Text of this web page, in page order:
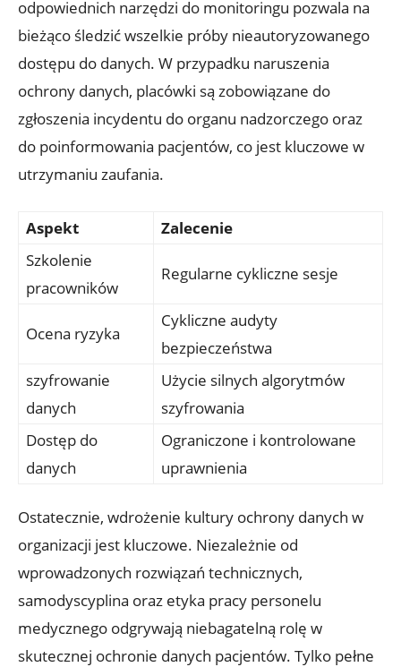
odpowiednich narzędzi do monitoringu pozwala na
bieżąco śledzić wszelkie próby nieautoryzowanego
dostępu do danych. W przypadku naruszenia
ochrony danych, placówki są zobowiązane do
zgłoszenia incydentu do organu nadzorczego oraz
do poinformowania pacjentów, co jest kluczowe w
utrzymaniu zaufania.
Aspekt
Zalecenie
Szkolenie
pracowników
Regularne cykliczne sesje
Ocena ryzyka
Cykliczne audyty
bezpieczeństwa
szyfrowanie
danych
Użycie silnych algorytmów
szyfrowania
Dostęp do
danych
Ograniczone i kontrolowane
uprawnienia
Ostatecznie, wdrożenie kultury ochrony danych w
organizacji jest kluczowe. Niezależnie od
wprowadzonych rozwiązań technicznych,
samodyscyplina oraz etyka pracy personelu
medycznego odgrywają niebagatelną rolę w
skutecznej ochronie danych pacjentów. Tylko pełne